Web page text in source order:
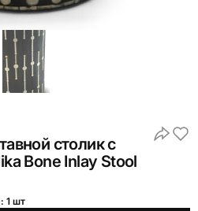
столик с
Bone Inlay Stool
1 шт